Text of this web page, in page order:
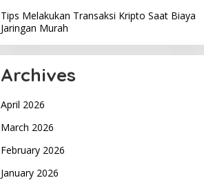
Tips Melakukan Transaksi Kripto Saat Biaya
Jaringan Murah
Archives
April 2026
March 2026
February 2026
January 2026